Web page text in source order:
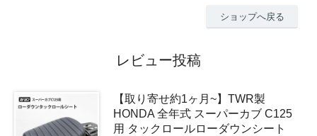
ショップへ戻る
レビュー投稿
【取り寄せ約1ヶ月~】TWR製
HONDA 全年式 スーパーカブ C125
用 タックロールローダウンシート